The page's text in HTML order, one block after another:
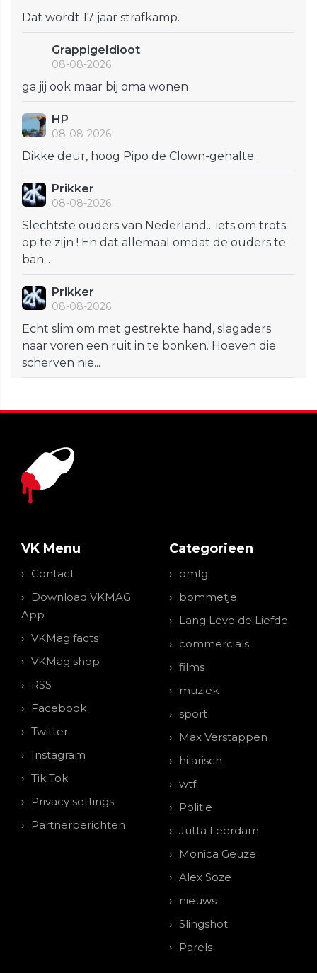
Dat wordt 17 jaar strafkamp.
GrappigeIdioot
08-08-2026
ga jij ook maar bij oma wonen
HP
08-08-2026
Dikke deur, hoog Pipo de Clown-gehalte.
Prikker
08-08-2026
Slechtste ouders van Nederland... iets om trots
op te zijn ! En dat allemaal omdat de ouders te
ban...
Prikker
08-08-2026
Echt slim om met gestrekte hand, slagaders
naar voren een ruit in te bonken. Hoeven die
scherven nie...
VK Menu
Contact
Download VKMAG
App
VKMag facts
VKMag shop
RSS
Facebook
Twitter
Instagram
Tik Tok
Privacy settings
Partnerberichten
Categorieen
omfg
bommetje
Lang Leve de Liefde
commercials
films
muziek
sport
Max Verstappen
hilarisch
wtf
Politie
Jutta Leerdam
Monica Geuze
Alex Soze
nieuws
Slingshot
Parels